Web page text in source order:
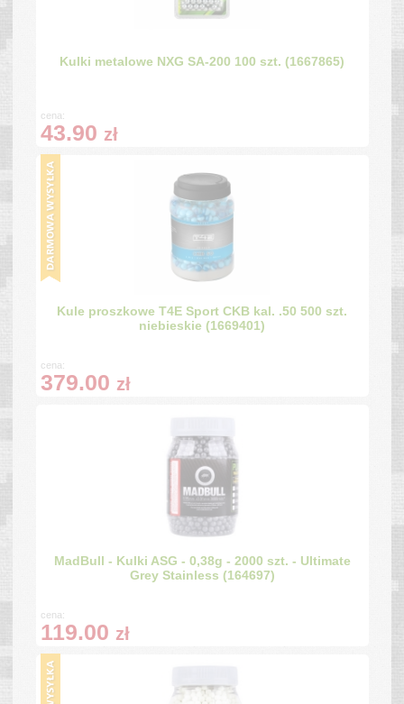
Kulki metalowe NXG SA-200 100 szt. (1667865)
cena:
43.90 zł
Kule proszkowe T4E Sport CKB kal. .50 500 szt.
niebieskie (1669401)
cena:
379.00 zł
MadBull - Kulki ASG - 0,38g - 2000 szt. - Ultimate
Grey Stainless (164697)
cena:
119.00 zł